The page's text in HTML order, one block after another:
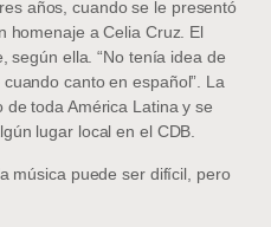
años, cuando se le presentó
homenaje a Celia Cruz. El
según ella. “No tenía idea de
canto en español”. La
toda América Latina y se
lugar local en el CDB.
música puede ser difícil, pero